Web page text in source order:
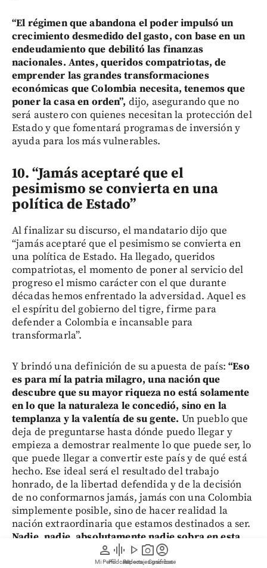
person
Mi Perfil
graphic_eq
Pódcast
play_arrow
Videos
photo_camera
Reportajes gráficos
account_circle
Suscríbete
“El régimen que abandona el poder impulsó un
crecimiento desmedido del gasto, con base en un
endeudamiento que debilitó las finanzas
nacionales. Antes, queridos compatriotas, de
emprender las grandes transformaciones
económicas que Colombia necesita, tenemos que
poner la casa en orden”, dijo, asegurando que no
será austero con quienes necesitan la protección del
Estado y que fomentará programas de inversión y
ayuda para los más vulnerables.
10. “Jamás aceptaré que el
pesimismo se convierta en una
política de Estado”
Al finalizar su discurso, el mandatario dijo que
“jamás aceptaré que el pesimismo se convierta en
una política de Estado. Ha llegado, queridos
compatriotas, el momento de poner al servicio del
progreso el mismo carácter con el que durante
décadas hemos enfrentado la adversidad. Aquel es
el espíritu del gobierno del tigre, firme para
defender a Colombia e incansable para
transformarla”.
Y brindó una definición de su apuesta de país:“Eso
es para mí la patria milagro, una nación que
descubre que su mayor riqueza no está solamente
en lo que la naturaleza le concedió, sino en la
templanza y la valentía de su gente. Un pueblo que
deja de preguntarse hasta dónde puedo llegar y
empieza a demostrar realmente lo que puede ser, lo
que puede llegar a convertir este país y de qué está
hecho. Ese ideal será el resultado del trabajo
honrado, de la libertad defendida y de la decisión
de no conformarnos jamás, jamás con una Colombia
simplemente posible, sino de hacer realidad la
nación extraordinaria que estamos destinados a ser.
Nadie, nadie, absolutamente nadie sobra en esta